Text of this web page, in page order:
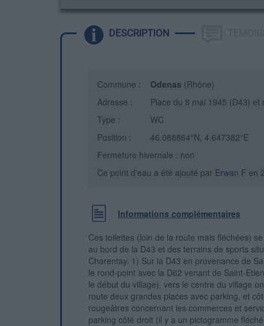
DESCRIPTION
Commune : Odenas (Rhône)
Adresse :
Place du 8 mai 1945 (D43)
Type :
WC
Position :
46.088864°N, 4.647382°E
Fermeture hivernale : non
Ce point d'eau a été ajouté par Erwan F en
Informations complémentaires
Ces toilettes (loin de la route mais fléchées)
au bord de la D43 et des terrains de sports
Charentay. 1) Sur la D43 en provenance de
le rond-point avec la D62 venant de Saint-
le début du village), vers le centre du village
route deux grandes places avec parking, et
rougeâtres concernant les commerces et
parking côté droit (il y a un pictogramme